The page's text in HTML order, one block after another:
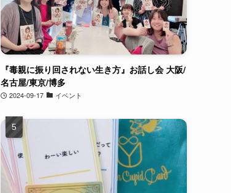
『毒親に振り回されない生き方』お話し会 大阪/
名古屋/東京/博多
2024-09-17 イベント